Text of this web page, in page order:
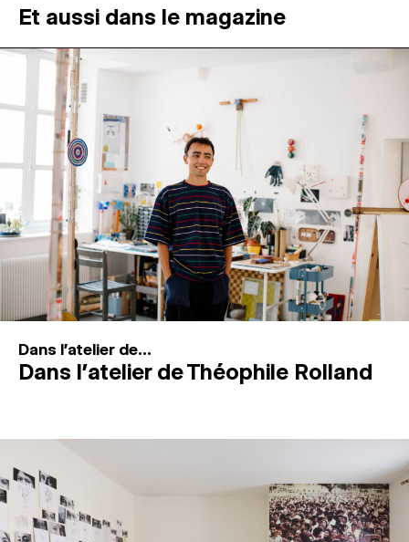
ATELIERS OUVERTS
PROGRAMMATION
MAGAZINE
ESPACES DE PRATIQUE ARTISTIQUE ↓
Recherche
Connexion
Et aussi dans le magazine
Dans l'atelier de...
Dans l’atelier de Théophile Rolland